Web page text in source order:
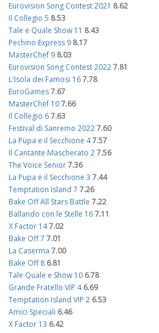
Eurovision Song Contest 2021 8.62
Il Collegio 5 8.53
Tale e Quale Show 11 8.43
Pechino Express 9 8.17
MasterChef 9 8.03
Eurovision Song Contest 20227.81
L'Isola dei Famosi 167.78
EuroGames7.67
MasterChef 107.66
Il Collegio 67.63
Festival di Sanremo 20227.60
La Pupa e il Secchione 47.57
Il Cantante Mascherato 27.56
The Voice Senior7.36
La Pupa e il Secchione 3 7.44
Temptation Island 7 7.26
Bake Off All Stars Battle 7.22
Ballando con le Stelle 167.11
X Factor 147.02
Bake Off 7 7.01
La Caserma 7.00
Bake Off 8 6.81
Tale Quale e Show 10 6.78
Grande Fratello VIP 4 6.69
Temptation Island VIP 2 6.53
Amici Speciali 6.46
X Factor 13 6.42